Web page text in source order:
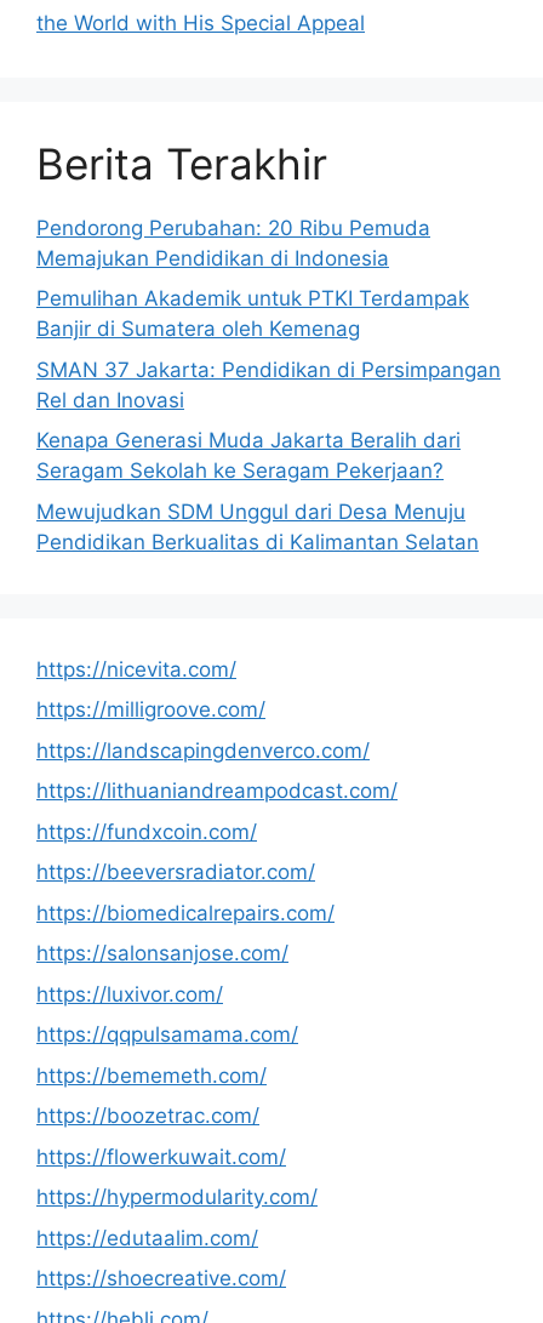
the World with His Special Appeal
Berita Terakhir
Pendorong Perubahan: 20 Ribu Pemuda
Memajukan Pendidikan di Indonesia
Pemulihan Akademik untuk PTKI Terdampak
Banjir di Sumatera oleh Kemenag
SMAN 37 Jakarta: Pendidikan di Persimpangan
Rel dan Inovasi
Kenapa Generasi Muda Jakarta Beralih dari
Seragam Sekolah ke Seragam Pekerjaan?
Mewujudkan SDM Unggul dari Desa Menuju
Pendidikan Berkualitas di Kalimantan Selatan
https://nicevita.com/
https://milligroove.com/
https://landscapingdenverco.com/
https://lithuaniandreampodcast.com/
https://fundxcoin.com/
https://beeversradiator.com/
https://biomedicalrepairs.com/
https://salonsanjose.com/
https://luxivor.com/
https://qqpulsamama.com/
https://bememeth.com/
https://boozetrac.com/
https://flowerkuwait.com/
https://hypermodularity.com/
https://edutaalim.com/
https://shoecreative.com/